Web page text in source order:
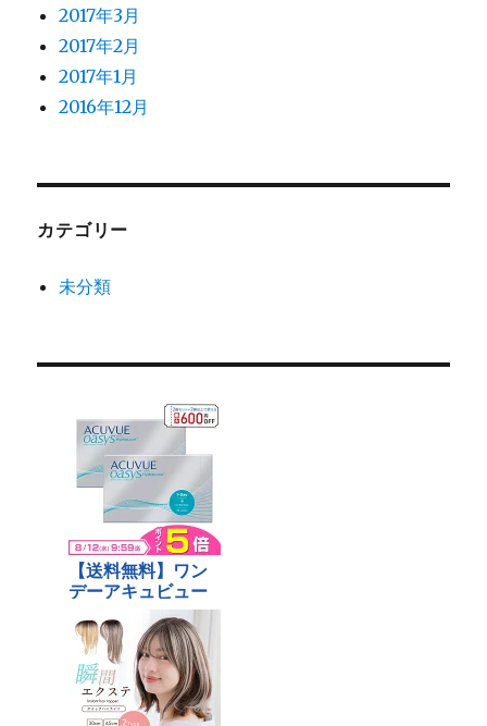
2017年3月
2017年2月
2017年1月
2016年12月
カテゴリー
未分類